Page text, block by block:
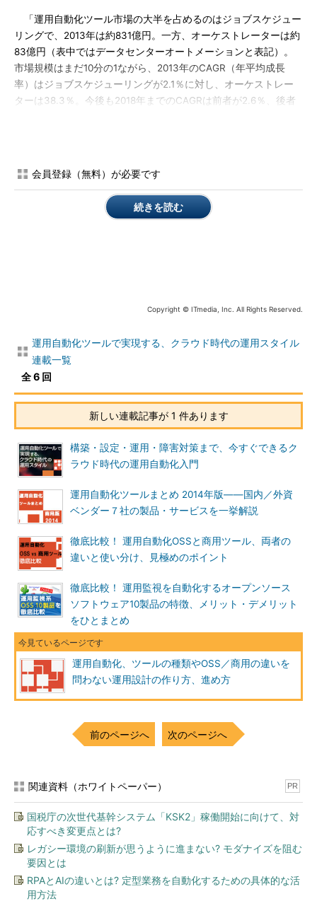
「運用自動化ツール市場の大半を占めるのはジョブスケジュー
リングで、2013年は約831億円。一方、オーケストレーターは約
83億円（表中ではデータセンターオートメーションと表記）。
市場規模はまだ10分の1ながら、2013年のCAGR（年平均成長
率）はジョブスケジューリングが2.1％に対し、オーケストレー
ターは38.3％。今後も2018年までのCAGRは前者が2.6％、後者
ジョブスケジューリングの市場規模が大きいことの背景には、
日本企業特有のサイロ型のシステム構築という問題が横たわって
だ。例えばその日の売上額が出ると、販売管理システムからバッ
必要なデータを流して、それに合わせて生産・在庫数を処理、会
計システムは日次処理をして月次のデータベースにもデータを格
納する、といった具合だ。
その点、欧米企業では基幹系にERPパッケージスイートを使っ
ているケースが主流だ。そのパッケージスイートが実装している
る例が多く、日本ほどジョブスケジューリングの市場規模は大き
くないという。つまりシステム、運用プロセスともにサイロ化せ
では明らかにこちらの方が優れている。
運用プロセス、運用ポリシーを整備することがツール導入の前提
条件となる。部門ごとにシステムがサイロ化していると、例えば
同じシステムでも運用手順や運用ポリシーが部門ごとに異なって
いる例が多い。その状態のまま自動化ツールを適用しても、部分
的な自動化の集積にすぎず、効率化の効果は低い。まずは現在の
運用プロセス／ポリシーを見直し、自動化すべきプロセス、人手
が必要なプロセスを切り分けて、全社のシステムに適用できるプ
ロセスを整備することが重要だ。ジョブスケジューリングにして
もオーケストレーターにしても、そうしたプロセス、ポリシー整
備がツールを有効に生かす上で大前提となる」
自動化が必要な運用プロセスと、導入企業の達成度
種類がある。一つは「個々の作業項目の自動化」、もう一つは
「個々の作業項目を連携させる自動化」だ。
入谷氏は同社の調査結果から、「運用管理項目別システム運用
管理の自動化レベル：運用サーバー台数別」を提示する。プライ
ベートクラウドを導入／検討しており、運用自動化ツールを導入
している企業に聞いた、各作業項目の運用管理プロセスにおける
自動化レベルのアンケート結果だ。
会員登録（無料）が必要です
続きを読む
Copyright © ITmedia, Inc. All Rights Reserved.
運用自動化ツールで実現する、クラウド時代の運用スタイル
連載一覧
全 6 回
新しい連載記事が 1 件あります
構築・設定・運用・障害対策まで、今すぐできるク
ラウド時代の運用自動化入門
運用自動化ツールまとめ 2014年版――国内／外資
ベンダー７社の製品・サービスを一挙解説
徹底比較！ 運用自動化OSSと商用ツール、両者の
違いと使い分け、見極めのポイント
徹底比較！ 運用監視を自動化するオープンソース
ソフトウェア10製品の特徴、メリット・デメリット
をひとまとめ
運用自動化、ツールの種類やOSS／商用の違いを
問わない運用設計の作り方、進め方
前のページへ 次のページへ
関連資料（ホワイトペーパー） PR
国税庁の次世代基幹システム「KSK2」稼働開始に向けて、対
応すべき変更点とは?
レガシー環境の刷新が思うように進まない? モダナイズを阻む
要因とは
RPAとAIの違いとは? 定型業務を自動化するための具体的な活
用方法